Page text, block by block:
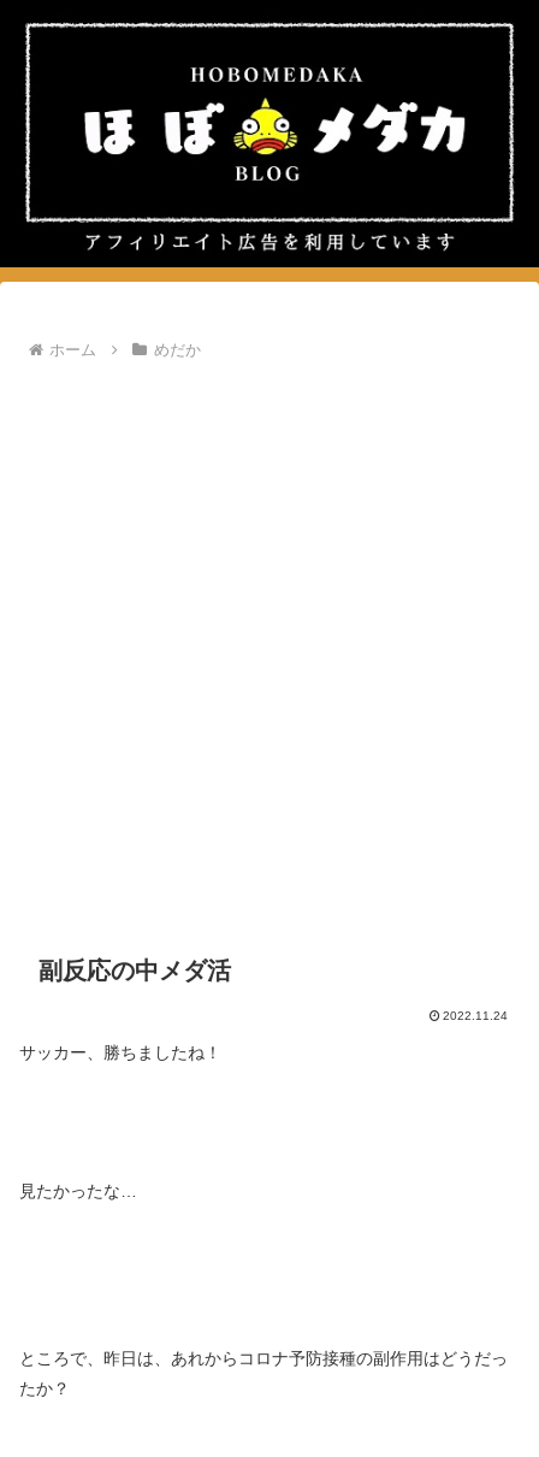
ホーム めだか
副反応の中メダ活
2022.11.24
サッカー、勝ちましたね！
見たかったな…
ところで、昨日は、あれからコロナ予防接種の副作用はどうだっ
たか？